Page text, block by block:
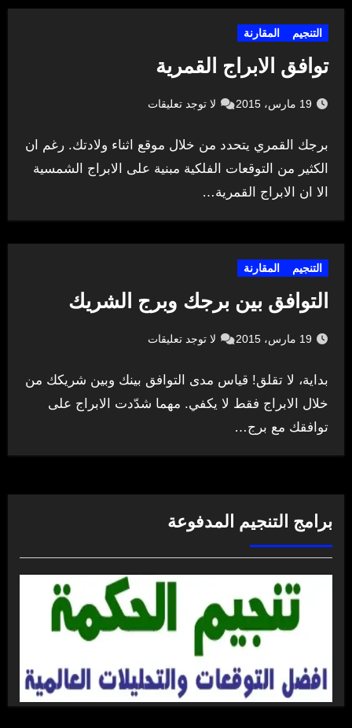
التنجيم المقارنة
توافق الابراج القمرية
19 مارس، 2015 لا توجد تعليقات
برجك القمري يتحدد من خلال موقع اثناء ولادتك. رغم ان
الكثير من التوقعات الفلكية مبنية على الابراج الشمسية
الا ان الابراج القمرية…
التنجيم المقارنة
التوافق بين برجك وبرج الشريك
19 مارس، 2015 لا توجد تعليقات
بداية، لا تقلق! قياس مدى التوافق بينك وبين شريكك من
خلال الابراج فقط لا يكفي. مهما شدّدت الابراج على
توافقك مع برج…
برامج التنجيم المدفوعة